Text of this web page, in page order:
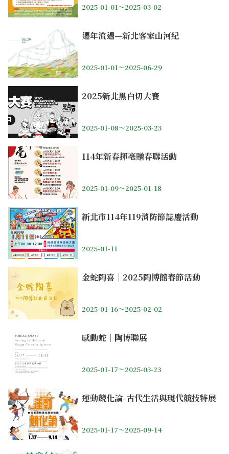
2025-01-01～2025-03-02
遷年流遇—新北客家山河紀
2025-01-01～2025-06-29
2025新北黑白切大賽
2025-01-08～2025-03-23
114年新春揮毫贈春聯活動
2025-01-09～2025-01-18
新北市114年119消防節誌慶活動
2025-01-11
金蛇陶喜｜2025陶博館春節活動
2025-01-16～2025-02-02
感動蛇｜陶博聯展
2025-01-17～2025-03-23
運動競化論-古代生活與現代競技特展
2025-01-17～2025-09-14